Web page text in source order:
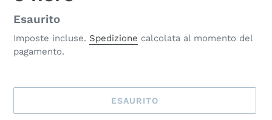
Disponibilità
Esaurito
Imposte incluse. Spedizione calcolata al momento del
pagamento.
ESAURITO